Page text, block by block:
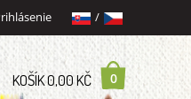
/
KOŠÍK 0,00 KČ 0